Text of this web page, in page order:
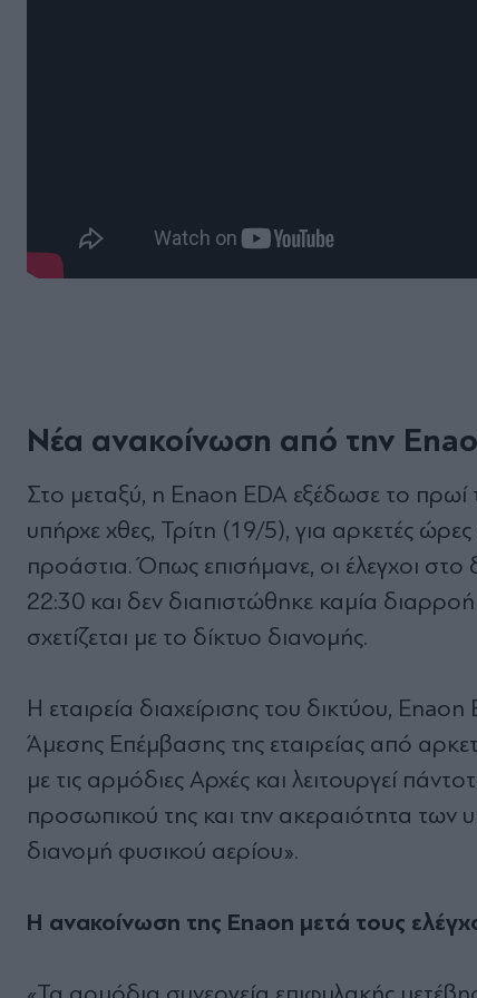
Νέα ανακοίνωση από την
Στο μεταξύ, η Enaon EDA εξέδωσε το πρωί
υπήρχε χθες, Τρίτη (19/5), για αρκετές
προάστια. Όπως επισήμανε, οι έλεγχοι
22:30 και δεν διαπιστώθηκε καμία
σχετίζεται με το δίκτυο διανομής.
Η εταιρεία διαχείρισης του δικτύου,
Άμεσης Επέμβασης της εταιρείας από
με τις αρμόδιες Αρχές και λειτουργεί
προσωπικού της και την ακεραιότητα
διανομή φυσικού αερίου».
Η ανακοίνωση της Enaon μετά τους